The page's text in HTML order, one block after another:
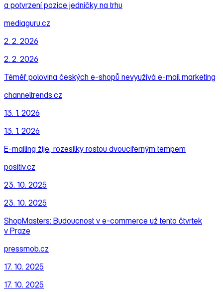
a potvrzení pozice jedničky na trhu
mediaguru.cz
2. 2. 2026
2. 2. 2026
Téměř polovina českých e‑shopů nevyužívá e‑mail marketing
channeltrends.cz
13. 1. 2026
13. 1. 2026
E‑mailing žije, rozesílky rostou dvouciferným tempem
positiv.cz
23. 10. 2025
23. 10. 2025
ShopMasters: Budoucnost v e‑commerce už tento čtvrtek
v Praze
pressmob.cz
17. 10. 2025
17. 10. 2025